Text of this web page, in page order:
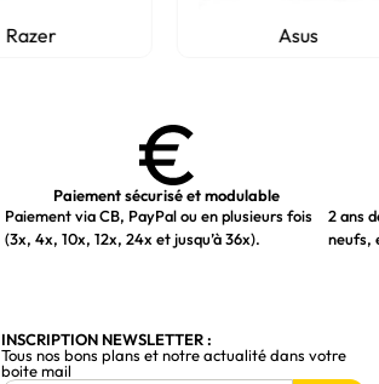
Paiement sécurisé et modulable
Paiement via CB, PayPal ou en plusieurs fois
(3x, 4x, 10x, 12x, 24x et jusqu’à 36x).
2 ans
neufs,
INSCRIPTION NEWSLETTER :
Tous nos bons plans et notre actualité dans votre
boite mail